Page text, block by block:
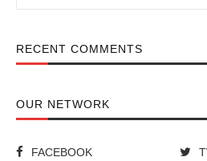
RECENT COMMENTS
OUR NETWORK
FACEBOOK